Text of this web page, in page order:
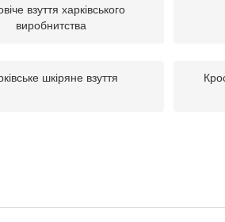
взуття харківського
виробнитства
шкіряне взуття